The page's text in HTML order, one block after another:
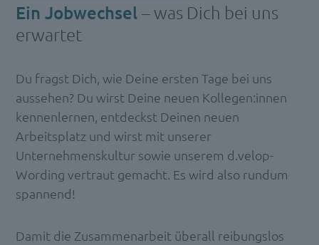
Ein Jobwechsel– was Dich bei uns
erwartet
Du fragst Dich, wie Deine ersten Tage bei uns
aussehen? Du wirst Deine neuen Kollegen:innen
kennenlernen, entdeckst Deinen neuen
Arbeitsplatz und wirst mit unserer
Unternehmenskultur sowie unserem d.velop-
Wording vertraut gemacht. Es wird also rundum
spannend!
Damit die Zusammenarbeit überall reibungslos